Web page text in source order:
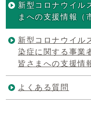
新型コロナウイル
まへの支援情報（
新型コロナウイル
染症に関する事業
皆さまへの支援情
よくある質問